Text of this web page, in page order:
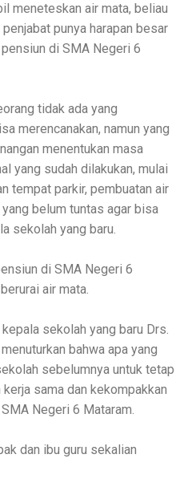
meneteskan air mata, beliau
punya harapan besar
di SMA Negeri 6
tidak ada yang
merencanakan, namun yang
menentukan masa
yang sudah dilakukan, mulai
tempat parkir, pembuatan air
belum tuntas agar bisa
sekolah yang baru.
di SMA Negeri 6
air mata.
sekolah yang baru Drs.
bahwa apa yang
sebelumnya untuk tetap
sama dan kekompakkan
Negeri 6 Mataram.
dan ibu guru sekalian